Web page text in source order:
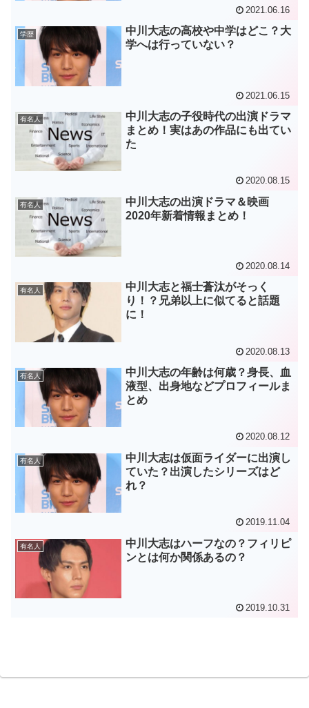
2021.06.16
学歴
中川大志の高校や中学はどこ？大
学へは行っていない？
2021.06.15
有名人
中川大志の子役時代の出演ドラマ
まとめ！実はあの作品にも出てい
た
2020.08.15
有名人
中川大志の出演ドラマ＆映画
2020年新着情報まとめ！
2020.08.14
有名人
中川大志と福士蒼汰がそっく
り！？兄弟以上に似てると話題
に！
2020.08.13
有名人
中川大志の年齢は何歳？身長、血
液型、出身地などプロフィールま
とめ
2020.08.12
有名人
中川大志は仮面ライダーに出演し
ていた？出演したシリーズはど
れ？
2019.11.04
有名人
中川大志はハーフなの？フィリピ
ンとは何か関係あるの？
2019.10.31